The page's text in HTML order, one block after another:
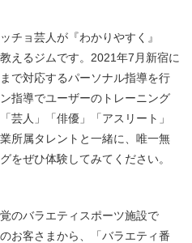
チョ芸人が『わかりやすく』
えるジムです。2021年7月新宿に
で対応するパーソナル指導を行
指導でユーザーのトレーニング
芸人」「俳優」「アスリート」
所属タレントと一緒に、唯一無
をぜひ体験してみてください。
のバラエティスポーツ施設で
お客さまから、「バラエティ番